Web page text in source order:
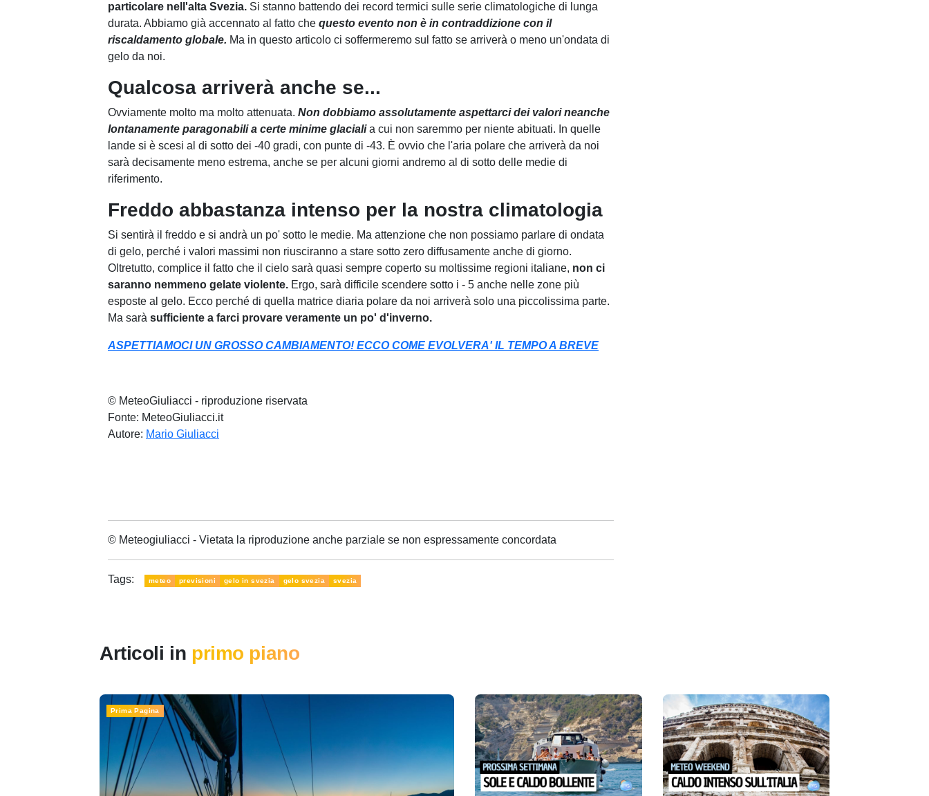
particolare nell'alta Svezia. Si stanno battendo dei record termici sulle serie climatologiche di lunga
durata. Abbiamo già accennato al fatto che questo evento non è in contraddizione con il
riscaldamento globale. Ma in questo articolo ci soffermeremo sul fatto se arriverà o meno un'ondata di
gelo da noi.
Qualcosa arriverà anche se...
Ovviamente molto ma molto attenuata. Non dobbiamo assolutamente aspettarci dei valori neanche
lontanamente paragonabili a certe minime glacialia cui non saremmo per niente abituati. In quelle
lande si è scesi al di sotto dei -40 gradi, con punte di -43. È ovvio che l'aria polare che arriverà da noi
sarà decisamente meno estrema, anche se per alcuni giorni andremo al di sotto delle medie di
riferimento.
Freddo abbastanza intenso per la nostra climatologia
Si sentirà il freddo e si andrà un po' sotto le medie. Ma attenzione che non possiamo parlare di ondata
di gelo, perché i valori massimi non riusciranno a stare sotto zero diffusamente anche di giorno.
Oltretutto, complice il fatto che il cielo sarà quasi sempre coperto su moltissime regioni italiane, non ci
saranno nemmeno gelate violente. Ergo, sarà difficile scendere sotto i - 5 anche nelle zone più
esposte al gelo. Ecco perché di quella matrice diaria polare da noi arriverà solo una piccolissima parte.
Ma sarà sufficiente a farci provare veramente un po' d'inverno.
ASPETTIAMOCI UN GROSSO CAMBIAMENTO! ECCO COME EVOLVERA' IL TEMPO A BREVE
© MeteoGiuliacci - riproduzione riservata
Fonte: MeteoGiuliacci.it
Autore: Mario Giuliacci
© Meteogiuliacci - Vietata la riproduzione anche parziale se non espressamente concordata
Tags: meteo previsioni gelo in svezia gelo svezia svezia
Articoli in primo piano
Prima Pagina